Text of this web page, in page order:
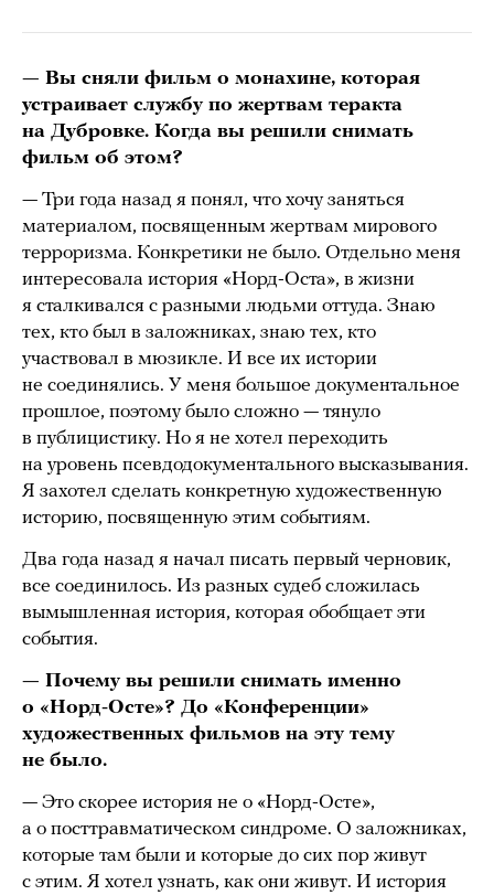
— Вы сняли фильм о монахине, которая
устраивает службу по жертвам теракта
на Дубровке. Когда вы решили снимать
фильм об этом?
— Три года назад я понял, что хочу заняться
материалом, посвященным жертвам мирового
терроризма. Конкретики не было. Отдельно меня
интересовала история «Норд-Оста», в жизни
я сталкивался с разными людьми оттуда. Знаю
тех, кто был в заложниках, знаю тех, кто
участвовал в мюзикле. И все их истории
не соединялись. У меня большое документальное
прошлое, поэтому было сложно — тянуло
в публицистику. Но я не хотел переходить
на уровень псевдодокументального высказывания.
Я захотел сделать конкретную художественную
историю, посвященную этим событиям.
Два года назад я начал писать первый черновик,
все соединилось. Из разных судеб сложилась
вымышленная история, которая обобщает эти
события.
— Почему вы решили снимать именно
о «Норд-Осте»? До «Конференции»
художественных фильмов на эту тему
не было.
— Это скорее история не о «Норд-Осте»,
а о посттравматическом синдроме. О заложниках,
которые там были и которые до сих пор живут
с этим. Я хотел узнать, как они живут. И история